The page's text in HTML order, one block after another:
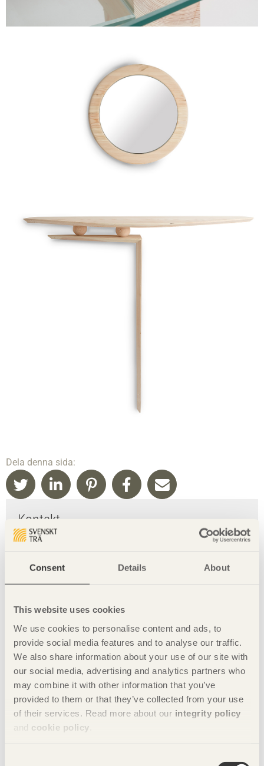
Consent Details About
This website uses cookies
We use cookies to personalise content and ads, to
provide social media features and to analyse our traffic.
We also share information about your use of our site with
our social media, advertising and analytics partners who
may combine it with other information that you’ve
provided to them or that they’ve collected from your use
of their services. Read more about our integrity policy
and cookie policy
Dela denna sida:
Kontakt
Charlotte Dedye Apelgren
Foto: Norredine Doudouhi
Toufik Belaffari